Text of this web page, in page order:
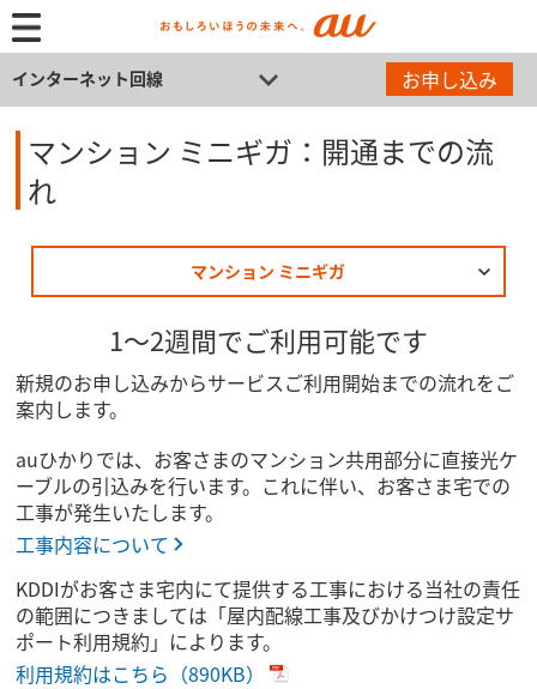
インターネット回線 お申し込み
マンション ミニギガ：開通までの流
れ
マンション ミニギガ
1～2週間でご利用可能です
新規のお申し込みからサービスご利用開始までの流れをご
案内します。
auひかりでは、お客さまのマンション共用部分に直接光ケ
ーブルの引込みを行います。これに伴い、お客さま宅での
工事が発生いたします。
工事内容について
KDDIがお客さま宅内にて提供する工事における当社の責任
の範囲につきましては「屋内配線工事及びかけつけ設定サ
ポート利用規約」によります。
利用規約はこちら（890KB）